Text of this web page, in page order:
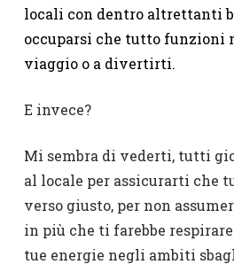
locali con dentro altrettanti
occuparsi che tutto funzioni
viaggio o a divertirti.
E invece?
Mi sembra di vederti, tutti
al locale per assicurarti che
verso giusto, per non
in più che ti farebbe
tue energie negli ambiti